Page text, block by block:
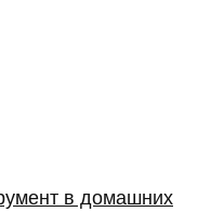
в домашних